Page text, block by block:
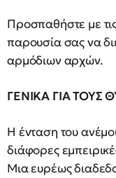
Προσπαθήστε µε
παρουσία σας να
αρµόδιων αρχών.
ΓΕΝΙΚΑ ΓΙΑ ΤΟΥΣ
Η ένταση του
διάφορες
Μια ευρέως